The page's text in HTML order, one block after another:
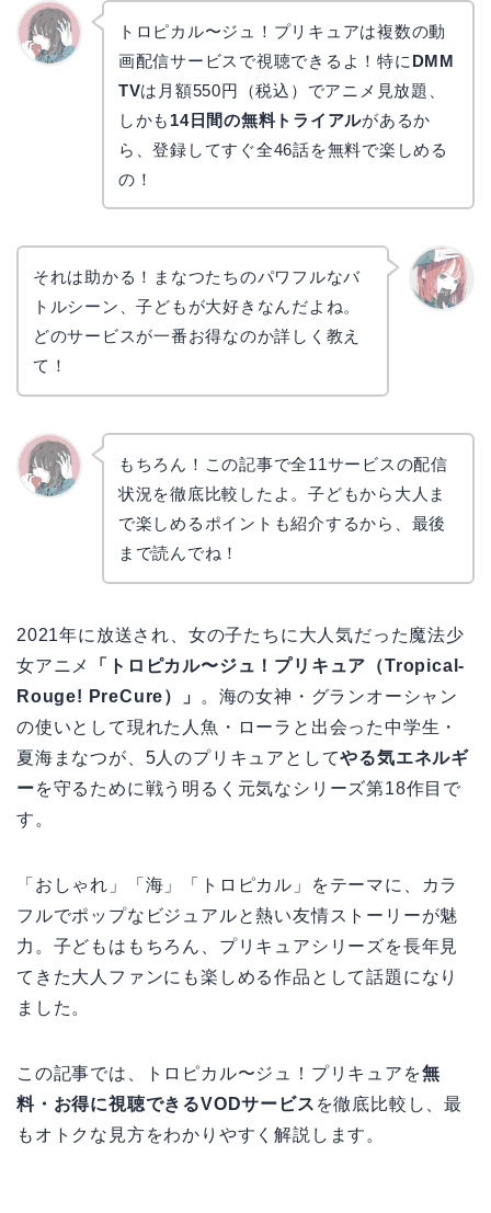
トロピカル〜ジュ！プリキュアは複数の動
画配信サービスで視聴できるよ！特に DMM
TVは月額550円（税込）でアニメ見放題、
しかも 14日間の無料トライアルがあるか
ら、登録してすぐ全46話を無料で楽しめる
の！
それは助かる！まなつたちのパワフルなバ
トルシーン、子どもが大好きなんだよね。
どのサービスが一番お得なのか詳しく教え
て！
もちろん！この記事で全11サービスの配信
状況を徹底比較したよ。子どもから大人ま
で楽しめるポイントも紹介するから、最後
まで読んでね！
2021年に放送され、女の子たちに大人気だった魔法少
女アニメ
「トロピカル〜ジュ！プリキュア（Tropical-
Rouge! PreCure）」
。海の女神・グランオーシャン
の使いとして現れた人魚・ローラと出会った中学生・
夏海まなつが、5人のプリキュアとしてやる気エネルギ
ーを守るために戦う明るく元気なシリーズ第18作目で
す。
「おしゃれ」「海」「トロピカル」をテーマに、カラ
フルでポップなビジュアルと熱い友情ストーリーが魅
力。子どもはもちろん、プリキュアシリーズを長年見
てきた大人ファンにも楽しめる作品として話題になり
ました。
この記事では、トロピカル〜ジュ！プリキュアを無
料・お得に視聴できるVODサービス を徹底比較し、最
もオトクな見方をわかりやすく解説します。